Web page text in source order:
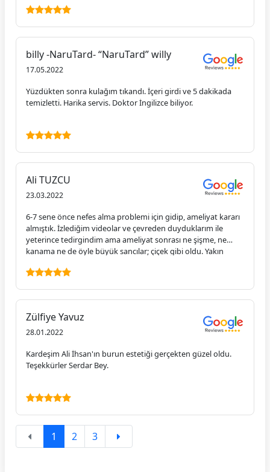
mükemmel ötesi. İstediğim burna kavuştum. 10 numara 5
billy -NaruTard- “NaruTard” willy
17.05.2022
Yüzdükten sonra kulağım tıkandı. İçeri girdi ve 5 dakikada
temizletti. Harika servis. Doktor İngilizce biliyor.
Ali TUZCU
23.03.2022
6-7 sene önce nefes alma problemi için gidip, ameliyat kararı
almıştık. İzlediğim videolar ve çevreden duyduklarım ile
yeterince tedirgindim ama ameliyat sonrası ne şişme, ne
kanama ne de öyle büyük sancılar; çiçek gibi oldu. Yakın
sonrasında yine tertemiz nefes alma özgürlüğü. Serdar
sanıyordum, alakası yokmuş. Eli de çok hafif galiba, ameliyat
olmadı; teşekkür ederim bir kez daha.
Zülfiye Yavuz
28.01.2022
Kardeşim Ali İhsan'ın burun estetiği gerçekten güzel oldu.
Teşekkürler Serdar Bey.
1 2 3